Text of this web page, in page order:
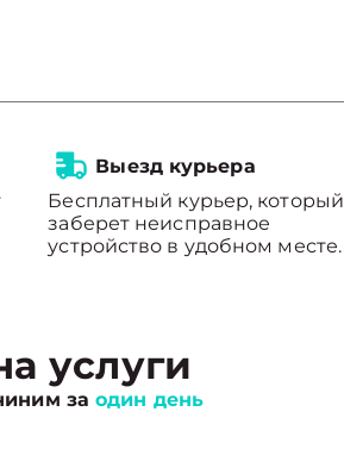
Выезд курьера
Бесплатный курьер, который
заберет неисправное
устройство в удобном месте.
услуги
заодин день